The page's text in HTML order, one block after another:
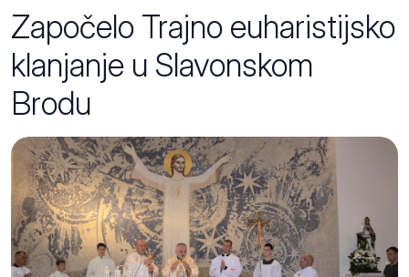
Započelo Trajno euharistijsko
klanjanje u Slavonskom
Brodu